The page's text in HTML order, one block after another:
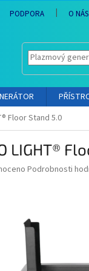
PODPORA O NÁS
Floor Stand 5.0
LIGHT®
Podrobnosti